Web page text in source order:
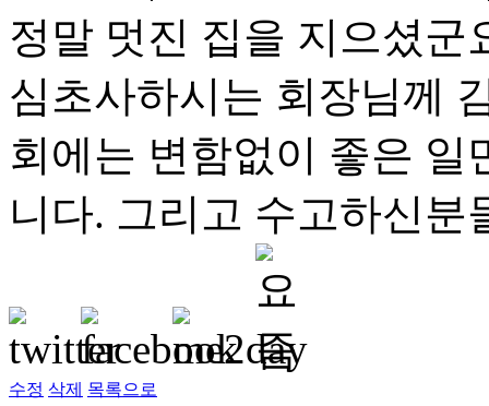
정말 멋진 집을 지으셨군
심초사하시는 회장님께
회에는 변함없이 좋은 일
니다. 그리고 수고하신분
수정 삭제 목록으로